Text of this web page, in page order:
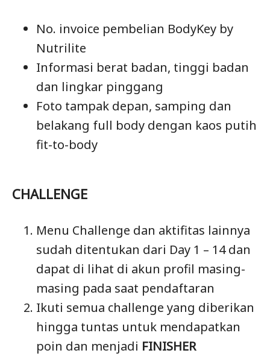
No. invoice pembelian BodyKey by
Nutrilite
Informasi berat badan, tinggi badan
dan lingkar pinggang
Foto tampak depan, samping dan
belakang full body dengan kaos putih
fit-to-body
CHALLENGE
Menu Challenge dan aktifitas lainnya
sudah ditentukan dari Day 1 – 14 dan
dapat di lihat di akun profil masing-
masing pada saat pendaftaran
Ikuti semua challenge yang diberikan
hingga tuntas untuk mendapatkan
poin dan menjadi FINISHER